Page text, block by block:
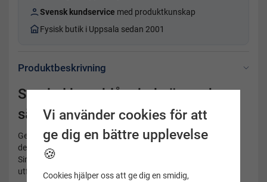
Svensk kundservice med produktkunskap
Fysisk butik i Uppsala sedan 2001
Produktbeskrivning
Snorkel barn blå – bekväm och
säker snorkel från Soak
Ge ditt barn en trygg och rolig start på snorkeläventyret med
denna blå
Simbutiken! Perfekt för alla nyfikna små upptäckare som vill
utforska livet under ytan med komfort och säkerhet.
Vi använder cookies för att
ge dig en bättre upplevelse
🍪
Cookies hjälper oss att ge dig en smidig,